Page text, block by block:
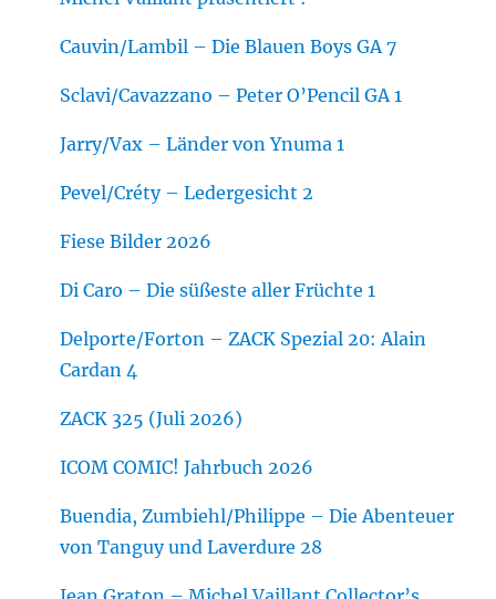
Cauvin/Lambil – Die Blauen Boys GA 7
Sclavi/Cavazzano – Peter O’Pencil GA 1
Jarry/Vax – Länder von Ynuma 1
Pevel/Créty – Ledergesicht 2
Fiese Bilder 2026
Di Caro – Die süßeste aller Früchte 1
Delporte/Forton – ZACK Spezial 20: Alain
Cardan 4
ZACK 325 (Juli 2026)
ICOM COMIC! Jahrbuch 2026
Buendia, Zumbiehl/Philippe – Die Abenteuer
von Tanguy und Laverdure 28